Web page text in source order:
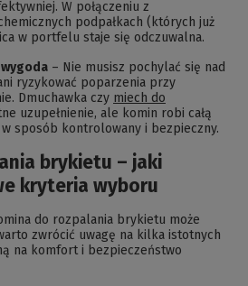
W połączeniu z
podpałkach (których już
w portfelu staje się odczuwalna.
– Nie musisz pochylać się nad
ryzykować poparzenia przy
Dmuchawka czy miech do
uzupełnienie, ale komin robi całą
sposób kontrolowany i bezpieczny.
brykietu – jaki
kryteria wyboru
do rozpalania brykietu może
zwrócić uwagę na kilka istotnych
na komfort i bezpieczeństwo